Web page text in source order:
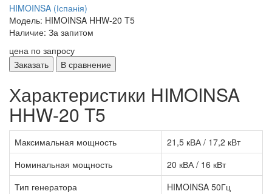
HIMOINSA (Іспанія)
Модель: HIMOINSA HHW-20 T5
Наличие: За запитом
цена по запросу
Заказать
В сравнение
Характеристики HIMOINSA
HHW-20 T5
Максимальная мощность
21,5 кВА / 17,2 кВт
Номинальная мощность
20 кВА / 16 кВт
Тип генератора
HIMOINSA 50Гц